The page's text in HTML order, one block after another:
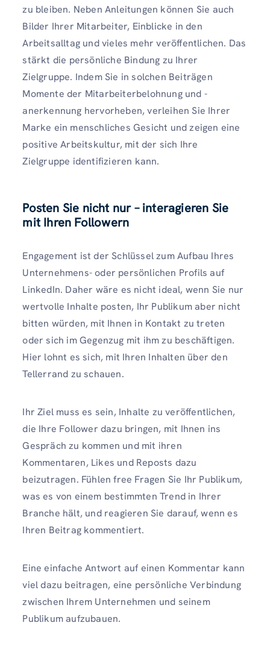
zu bleiben. Neben Anleitungen können Sie auch
Bilder Ihrer Mitarbeiter, Einblicke in den
Arbeitsalltag und vieles mehr veröffentlichen. Das
stärkt die persönliche Bindung zu Ihrer
Zielgruppe. Indem Sie in solchen Beiträgen
Momente der Mitarbeiterbelohnung und -
anerkennung hervorheben, verleihen Sie Ihrer
Marke ein menschliches Gesicht und zeigen eine
positive Arbeitskultur, mit der sich Ihre
Zielgruppe identifizieren kann.
Posten Sie nicht nur – interagieren Sie
mit Ihren Followern
Engagement ist der Schlüssel zum Aufbau Ihres
Unternehmens- oder persönlichen Profils auf
LinkedIn. Daher wäre es nicht ideal, wenn Sie nur
wertvolle Inhalte posten, Ihr Publikum aber nicht
bitten würden, mit Ihnen in Kontakt zu treten
oder sich im Gegenzug mit ihm zu beschäftigen.
Hier lohnt es sich, mit Ihren Inhalten über den
Tellerrand zu schauen.
Ihr Ziel muss es sein, Inhalte zu veröffentlichen,
die Ihre Follower dazu bringen, mit Ihnen ins
Gespräch zu kommen und mit ihren
Kommentaren, Likes und Reposts dazu
beizutragen. Fühlen free Fragen Sie Ihr Publikum,
was es von einem bestimmten Trend in Ihrer
Branche hält, und reagieren Sie darauf, wenn es
Ihren Beitrag kommentiert.
Eine einfache Antwort auf einen Kommentar kann
viel dazu beitragen, eine persönliche Verbindung
zwischen Ihrem Unternehmen und seinem
Publikum aufzubauen.